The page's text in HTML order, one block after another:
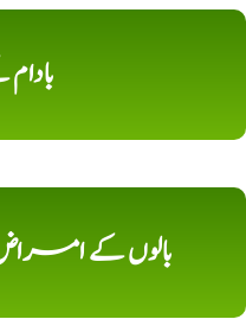
بالوں کے